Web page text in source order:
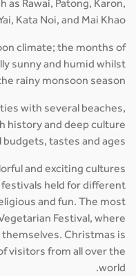
as Rawai, Patong, Karon,
Yai, Kata Noi, and Mai Khao.
climate; the months of
sunny and humid whilst
the rainy monsoon season.
with several beaches,
history and deep culture
budgets, tastes and ages.
and exciting cultures
festivals held for different
and fun. The most
Vegetarian Festival, where
themselves. Christmas is
of visitors from all over the
world.